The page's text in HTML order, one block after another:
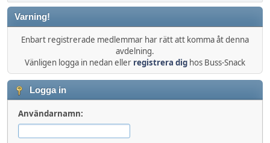
Varning!
Enbart registrerade medlemmar har rätt att komma åt denna
avdelning.
Vänligen logga in nedan eller registrera dig hos Buss-Snack
Logga in
Användarnamn: